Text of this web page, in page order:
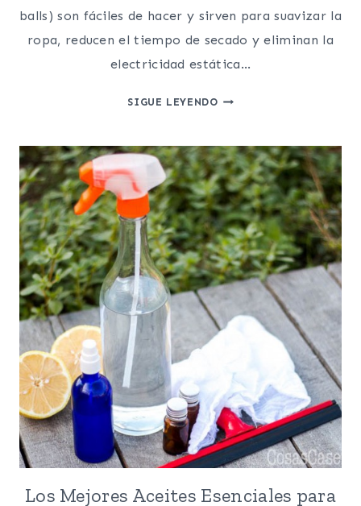
balls) son fáciles de hacer y sirven para suavizar la
ropa, reducen el tiempo de secado y eliminan la
electricidad estática…
SIGUE LEYENDOPOR
COMO
HACER
BOLAS
DE
LANA
PARA
LA
SECADORA
Los Mejores Aceites Esenciales para